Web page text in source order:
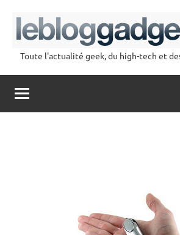
contenu
lebloggadget
Toute l'actualité geek, du high-tech et